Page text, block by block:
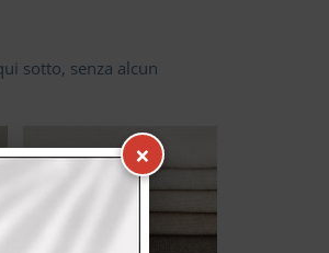
sotto, senza alcun
×